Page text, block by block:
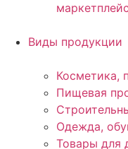
Виды продукции
Косметика,
Пищевая
Одежда,
Товары для